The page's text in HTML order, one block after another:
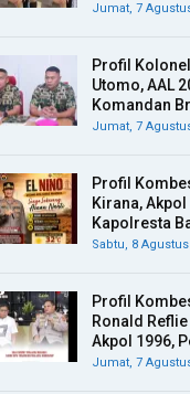
Jumat, 7
Profil
Utomo, AAL
Komandan
Jumat, 7
Profil
Kirana, Akpol
Kapolresta
Sabtu, 8
Profil
Ronald
Akpol 1996,
Jumat, 7